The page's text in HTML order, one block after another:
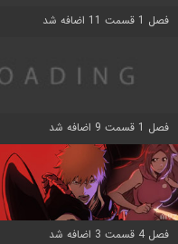
فصل 1 قسمت 11 اضافه شد
فصل 1 قسمت 9 اضافه شد
فصل 4 قسمت 3 اضافه شد